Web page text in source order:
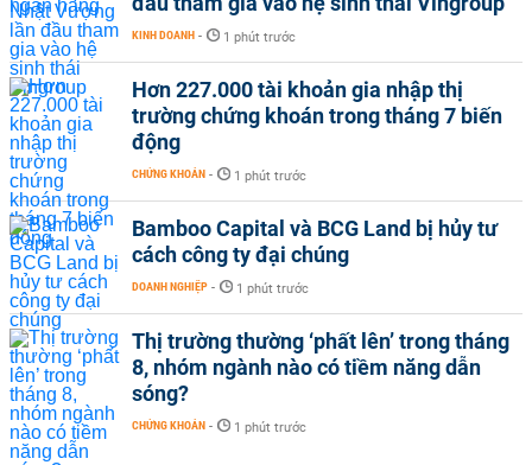
KINH DOANH - 1 phút trước
Hơn 227.000 tài khoản gia nhập thị
trường chứng khoán trong tháng 7 biến
động
CHỨNG KHOÁN - 1 phút trước
Bamboo Capital và BCG Land bị hủy tư
cách công ty đại chúng
DOANH NGHIỆP - 1 phút trước
Thị trường thường ‘phất lên’ trong tháng
8, nhóm ngành nào có tiềm năng dẫn
sóng?
CHỨNG KHOÁN - 1 phút trước